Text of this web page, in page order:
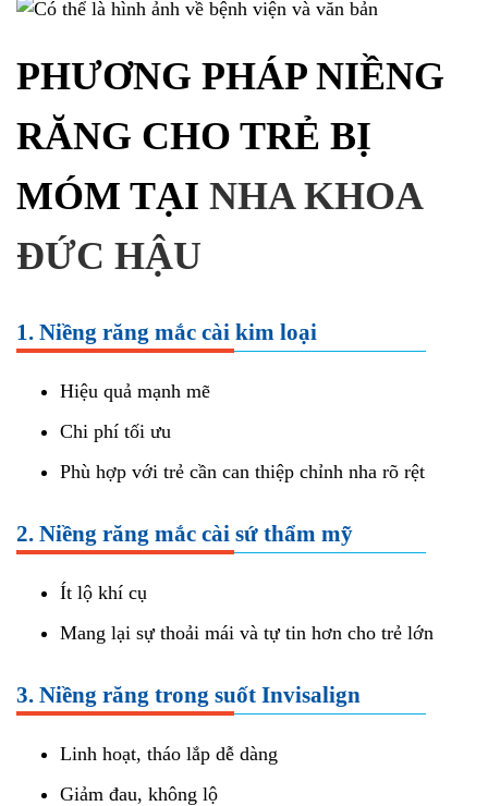
PHƯƠNG PHÁP NIỀNG
RĂNG CHO TRẺ BỊ
MÓM TẠI NHA KHOA
ĐỨC HẬU
1. Niềng răng mắc cài kim loại
Hiệu quả mạnh mẽ
Chi phí tối ưu
Phù hợp với trẻ cần can thiệp chỉnh nha rõ rệt
2. Niềng răng mắc cài sứ thẩm mỹ
Ít lộ khí cụ
Mang lại sự thoải mái và tự tin hơn cho trẻ lớn
3. Niềng răng trong suốt Invisalign
Linh hoạt, tháo lắp dễ dàng
Giảm đau, không lộ